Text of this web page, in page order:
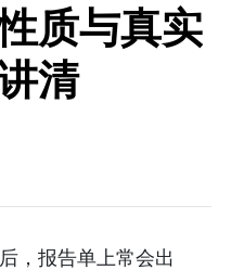
质与真实
清
，报告单上常会出